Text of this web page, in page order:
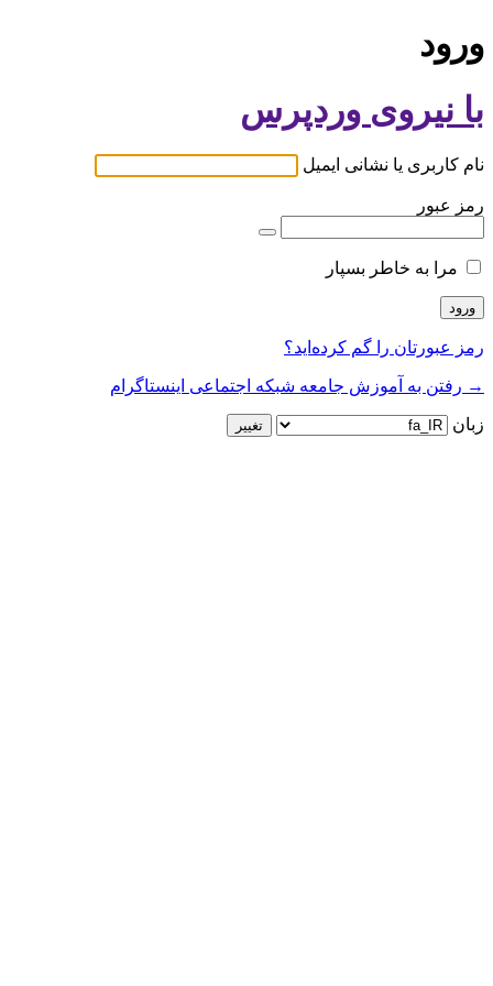
ورود
با نیروی وردپرس
نام کاربری یا نشانی ایمیل
رمز عبور
مرا به خاطر بسپار
رمز عبورتان را گم کرده‌اید؟
→ رفتن به آموزش جامعه شبکه اجتماعی اینستاگرام
زبان